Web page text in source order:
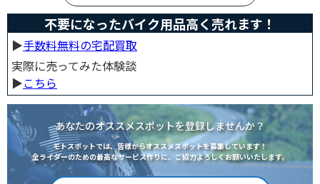
不要になったバイク用品高く売れます！
▶︎手数料無料の宅配買取
実際に売ってみた体験談
▶︎こちら
あなたのオススメスポットを登録しませんか？
モトスポットでは、皆様からオススメスポットを募集しています！
全ライダーのための最高なサービス作りに、ご協力よろしくお願いいたします。